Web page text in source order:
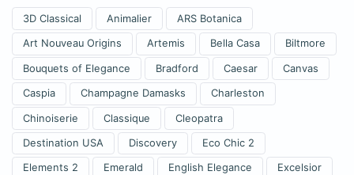
3D Classical Animalier ARS Botanica
Art Nouveau Origins Artemis Bella Casa Biltmore
Bouquets of Elegance Bradford Caesar Canvas
Caspia Champagne Damasks Charleston
Chinoiserie Classique Cleopatra
Destination USA Discovery Eco Chic 2
Elements 2 Emerald English Elegance Excelsior